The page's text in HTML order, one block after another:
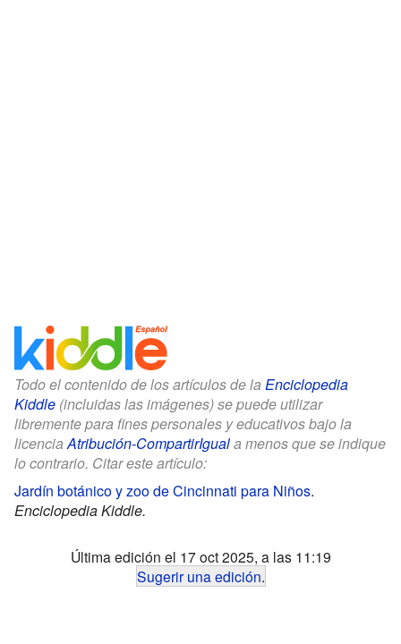
Todo el contenido de los artículos de la Enciclopedia
Kiddle (incluidas las imágenes) se puede utilizar
libremente para fines personales y educativos bajo la
licenciaAtribución-CompartirIguala menos que se indique
lo contrario. Citar este artículo:
Jardín botánico y zoo de Cincinnati para Niños.
Enciclopedia Kiddle.
Última edición el 17 oct 2025, a las 11:19
Sugerir una edición.